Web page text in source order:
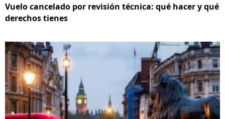
Vuelo cancelado por revisión técnica: qué hacer y qué
derechos tienes